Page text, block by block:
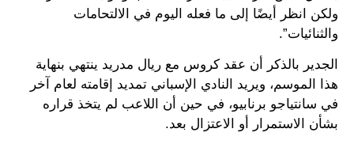
ولكن انظر أيضًا إلى ما فعله اليوم في الالتحامات
والثنائيات”.
الجدير بالذكر أن عقد كروس مع ريال مدريد ينتهي بنهاية
هذا الموسم، ويريد النادي الإسباني تمديد إقامته لعام آخر
في سانتياجو برنابيو، في حين أن اللاعب لم يتخذ قراره
بشأن الاستمرار أو الاعتزال بعد.